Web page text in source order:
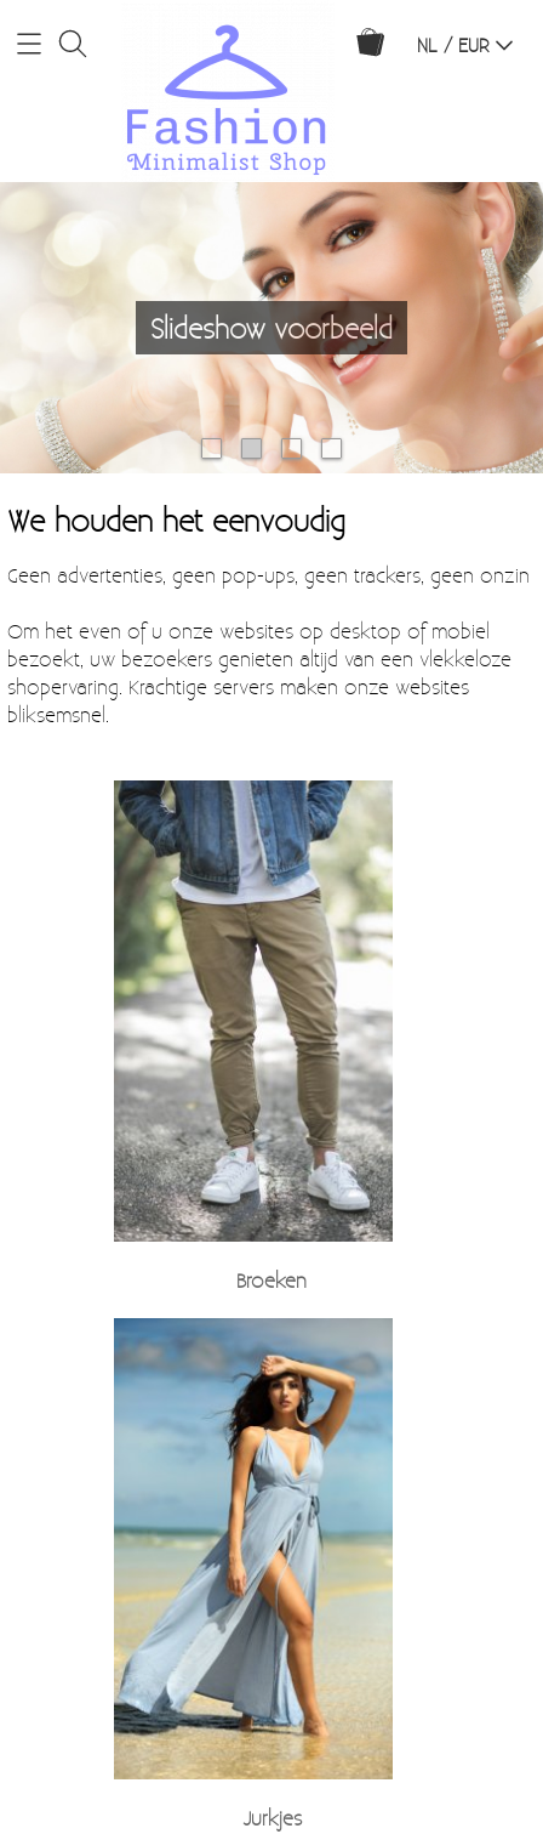
NL / EUR
Webshop
Broeken
Jurkjes
Rokjes
Zwemkleding
Info
Contact
Mijn account
Slideshow voorbeeld
We houden het eenvoudig
Geen advertenties, geen pop-ups, geen trackers, geen onzin
Om het even of u onze websites op desktop of mobiel
bezoekt, uw bezoekers genieten altijd van een vlekkeloze
shopervaring. Krachtige servers maken onze websites
bliksemsnel.
Broeken
Jurkjes